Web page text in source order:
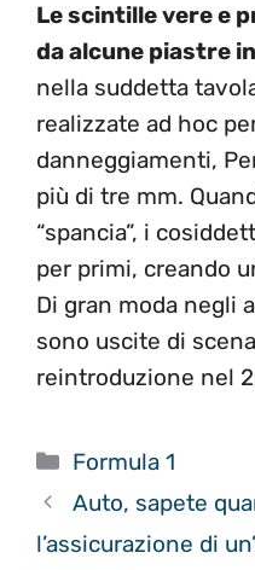
Le scintille vere e
da alcune piastre
nella suddetta
realizzate ad hoc
danneggiamenti,
più di tre mm.
“spancia”, i
per primi, creando
Di gran moda negli
sono uscite di
reintroduzione nel
Categorie
Formula 1
Auto, sapete
l’assicurazione di